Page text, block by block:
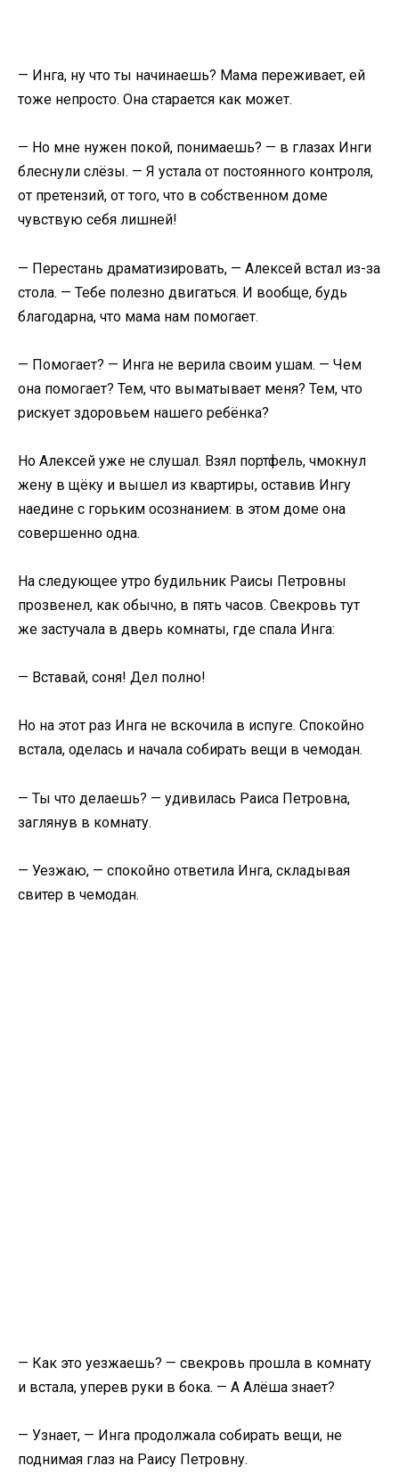
— Инга, ну что ты начинаешь? Мама переживает, ей
тоже непросто. Она старается как может.
— Но мне нужен покой, понимаешь? — в глазах Инги
блеснули слёзы. — Я устала от постоянного контроля,
от претензий, от того, что в собственном доме
чувствую себя лишней!
— Перестань драматизировать, — Алексей встал из-за
стола. — Тебе полезно двигаться. И вообще, будь
благодарна, что мама нам помогает.
— Помогает? — Инга не верила своим ушам. — Чем
она помогает? Тем, что выматывает меня? Тем, что
рискует здоровьем нашего ребёнка?
Но Алексей уже не слушал. Взял портфель, чмокнул
жену в щёку и вышел из квартиры, оставив Ингу
наедине с горьким осознанием: в этом доме она
совершенно одна.
На следующее утро будильник Раисы Петровны
прозвенел, как обычно, в пять часов. Свекровь тут
же застучала в дверь комнаты, где спала Инга:
— Вставай, соня! Дел полно!
Но на этот раз Инга не вскочила в испуге. Спокойно
встала, оделась и начала собирать вещи в чемодан.
— Ты что делаешь? — удивилась Раиса Петровна,
заглянув в комнату.
— Уезжаю, — спокойно ответила Инга, складывая
свитер в чемодан.
— Как это уезжаешь? — свекровь прошла в комнату
и встала, уперев руки в бока. — А Алёша знает?
— Узнает, — Инга продолжала собирать вещи, не
поднимая глаз на Раису Петровну.